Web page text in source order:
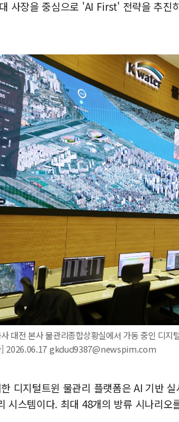
사장을 중심으로 'AI First' 전략을 추진
대전 본사 물관리종합상황실에서 가동 중인 디
] 2026.06.17 gkdud9387@newspim.com
디지털트윈 물관리 플랫폼은 AI 기반
시스템이다. 최대 48개의 방류 시나리